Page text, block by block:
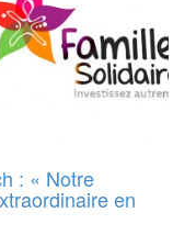
: « Notre
en